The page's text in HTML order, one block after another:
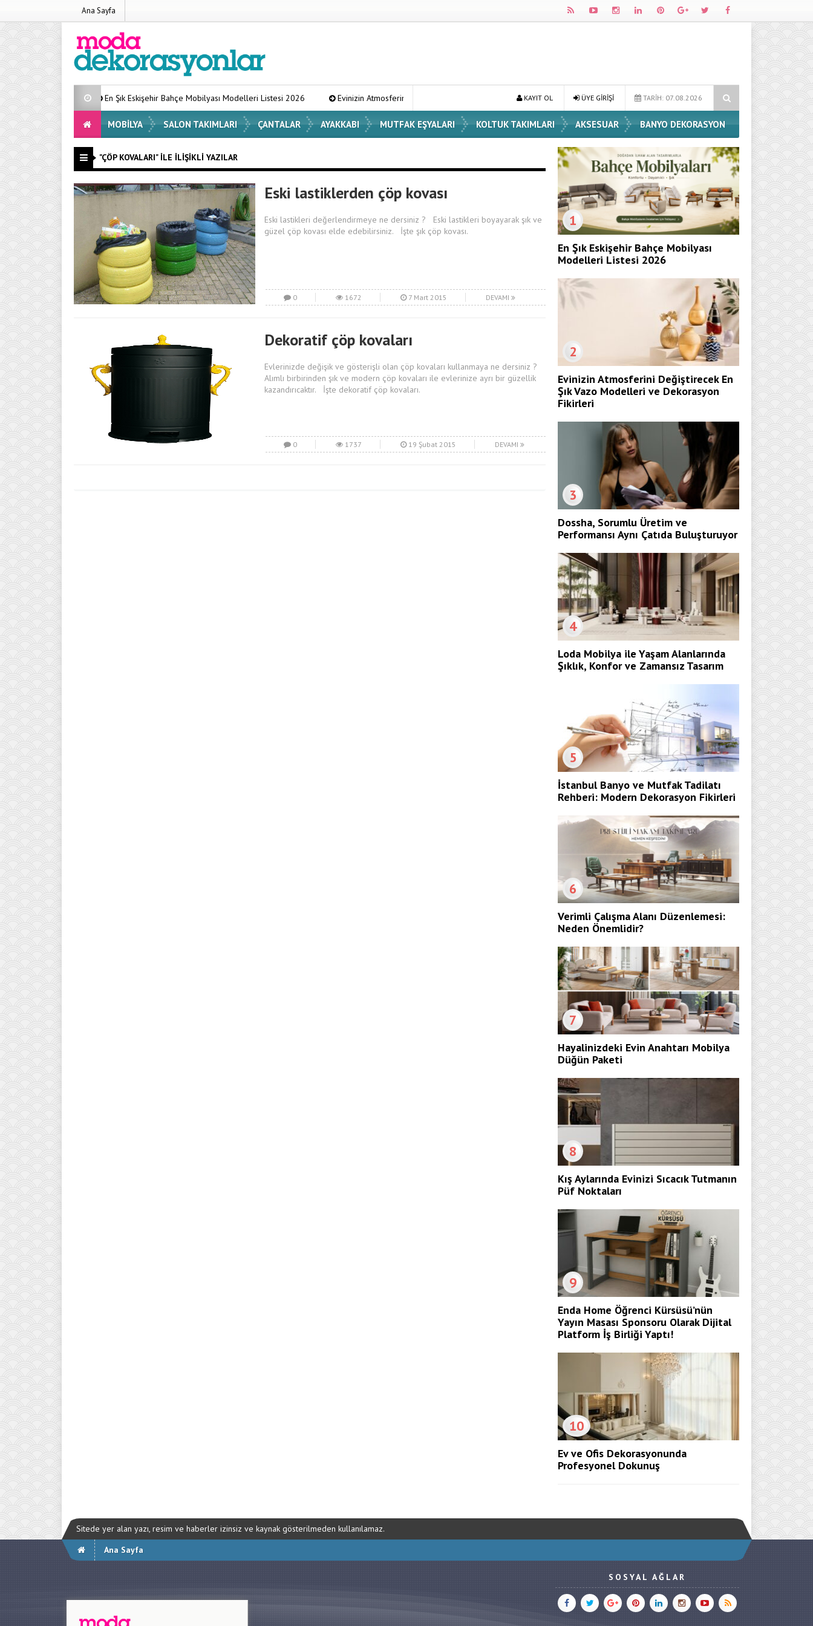
Ana Sayfa
En Şık Eskişehir Bahçe Mobilyası Modelleri Listesi 2026 Evinizin Atmosferini Değiştirecek En Şık Vazo Modelleri ve Dekorasyon Fikirleri Dossha, Sorumlu Üretim ve Performansı Aynı Çatıda
TARİH: 07.08.2026
ÜYE GİRİŞİ
KAYIT OL
MOBILYA SALON TAKIMLARI ÇANTALAR AYAKKABI MUTFAK EŞYALARI KOLTUK TAKIMLARI AKSESUAR BANYO DEKORASYON
"ÇÖP KOVALARI" ILE İLIŞIKLI YAZILAR
Eski lastiklerden çöp kovası
Eski lastikleri değerlendirmeye ne dersiniz ? Eski lastikleri boyayarak şık ve
güzel çöp kovası elde edebilirsiniz. İşte şık çöp kovası.
0 1672 7 Mart 2015 DEVAMI
Dekoratif çöp kovaları
Evlerinizde değişik ve gösterişli olan çöp kovaları kullanmaya ne dersiniz ?
Alımlı birbirinden şık ve modern çöp kovaları ile evlerinize ayrı bir güzellik
kazandırıcaktır. İşte dekoratif çöp kovaları.
0 1737 19 Şubat 2015 DEVAMI
1
En Şık Eskişehir Bahçe Mobilyası
Modelleri Listesi 2026
2
Evinizin Atmosferini Değiştirecek En
Şık Vazo Modelleri ve Dekorasyon
Fikirleri
3
Dossha, Sorumlu Üretim ve
Performansı Aynı Çatıda Buluşturuyor
4
Loda Mobilya ile Yaşam Alanlarında
Şıklık, Konfor ve Zamansız Tasarım
5
İstanbul Banyo ve Mutfak Tadilatı
Rehberi: Modern Dekorasyon Fikirleri
6
Verimli Çalışma Alanı Düzenlemesi:
Neden Önemlidir?
7
Hayalinizdeki Evin Anahtarı Mobilya
Düğün Paketi
8
Kış Aylarında Evinizi Sıcacık Tutmanın
Püf Noktaları
9
Enda Home Öğrenci Kürsüsü’nün
Yayın Masası Sponsoru Olarak Dijital
Platform İş Birliği Yaptı!
10
Ev ve Ofis Dekorasyonunda
Profesyonel Dokunuş
Sitede yer alan yazı, resim ve haberler izinsiz ve kaynak gösterilmeden kullanılamaz.
Ana Sayfa
SOSYAL AĞLAR